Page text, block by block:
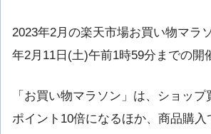
2023年2月の楽天市場お買い物マラ
年2月11日(土)午前1時59分までの開
「お買い物マラソン」は、ショッ
ポイント10倍になるほか、商品購入